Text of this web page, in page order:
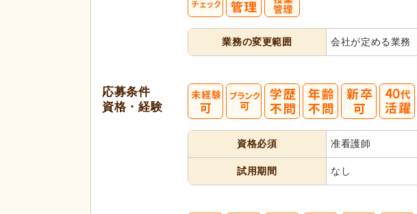
業務の変更範囲 会社が定める業務
応募条件
資格・経験
資格必須 准看護師
試用期間 なし